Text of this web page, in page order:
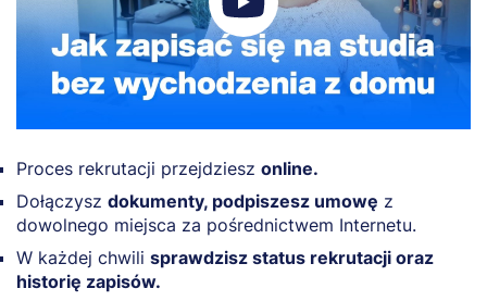
Proces rekrutacji przejdziesz online.
Dołączysz dokumenty, podpiszesz umowę z
dowolnego miejsca za pośrednictwem Internetu.
W każdej chwili sprawdzisz status rekrutacji oraz
historię zapisów.